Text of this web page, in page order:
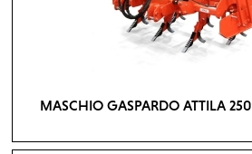
MASCHIO GASPARDO ATTILA 250